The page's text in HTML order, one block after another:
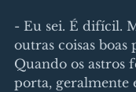
- Eu sei. É difícil.
outras coisas boas
Quando os astros
porta, geralmente